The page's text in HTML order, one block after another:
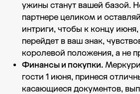
ужины станут вашей базой.
партнере целиком и
интриги, чтобы к концу
перейдет в ваш знак,
королевой положения, а не
Финансы и покупки.
гости 1 июня, принеся
касающиеся документов,